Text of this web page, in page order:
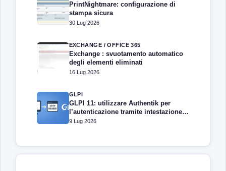
PrintNightmare: configurazione di
stampa sicura
30 Lug 2026
EXCHANGE / OFFICE 365
Exchange : svuotamento automatico
degli elementi eliminati
16 Lug 2026
GLPI
GLPI 11: utilizzare Authentik per
l’autenticazione tramite intestazione
HTTP
9 Lug 2026